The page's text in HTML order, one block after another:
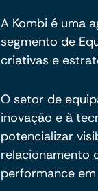
A Kombi é uma
segmento de
criativas e
O setor de
inovação e à
potencializar
relacionamento
performance